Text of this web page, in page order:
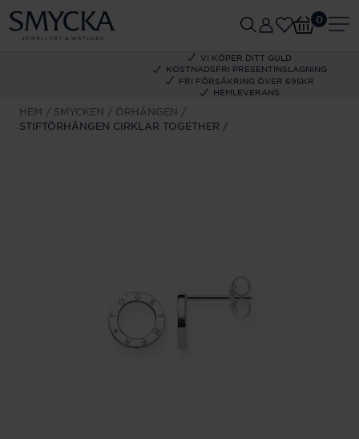
VI KÖPER DITT GULD
KOSTNADSFRI PRESENTINSLAGNING
FRI FÖRSÄKRING ÖVER 695KR
HEMLEVERANS
0
HEM SMYCKEN
ÖRHÄNGEN
STIFTÖRHÄNGEN CIRKLAR TOGETHER